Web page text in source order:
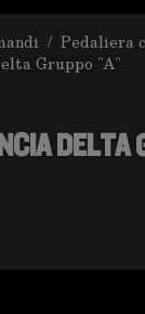
/ Pedaliera
Gruppo "A"
DELTA